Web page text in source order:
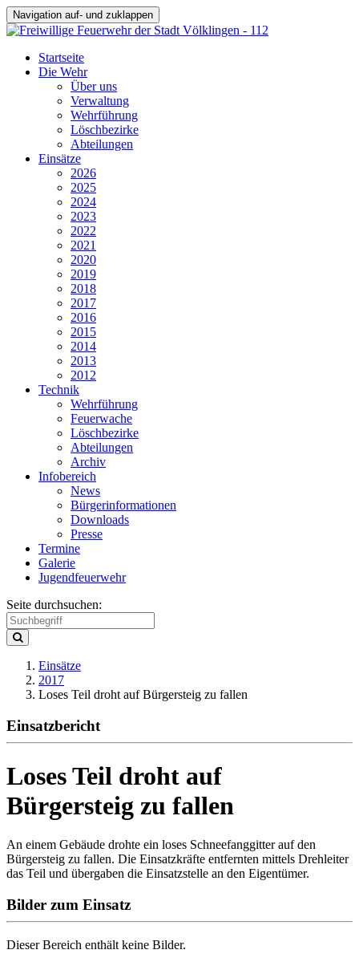
Navigation auf- und zuklappen
Startseite
Die Wehr
Über uns
Verwaltung
Wehrführung
Löschbezirke
Abteilungen
Einsätze
2026
2025
2024
2023
2022
2021
2020
2019
2018
2017
2016
2015
2014
2013
2012
Technik
Wehrführung
Feuerwache
Löschbezirke
Abteilungen
Archiv
Infobereich
News
Bürgerinformationen
Downloads
Presse
Termine
Galerie
Jugendfeuerwehr
Seite durchsuchen:
Einsätze
2017
Loses Teil droht auf Bürgersteig zu fallen
Einsatzbericht
Loses Teil droht auf
Bürgersteig zu fallen
An einem Gebäude drohte ein loses Schneefanggitter auf den
Bürgersteig zu fallen. Die Einsatzkräfte entfernten mittels Drehleiter
das Teil und übergaben die Einsatzstelle an den Eigentümer.
Bilder zum Einsatz
Dieser Bereich enthält keine Bilder.